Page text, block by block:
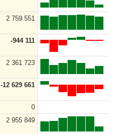
2 759 551
-944 111
2 361 723
-12 629 661
0
2 955 849